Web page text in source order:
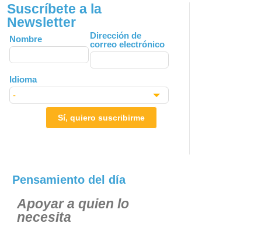
Suscríbete a la
Newsletter
Leave
this
field
blank
Nombre
Dirección de
correo electrónico
Idioma
Sí, quiero suscribirme
Pensamiento del día
Apoyar a quien lo
necesita